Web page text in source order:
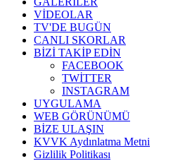
VİDEOLAR
TV'DE BUGÜN
CANLI SKORLAR
BİZİ TAKİP EDİN
FACEBOOK
TWİTTER
INSTAGRAM
UYGULAMA
WEB GÖRÜNÜMÜ
BİZE ULAŞIN
KVVK Aydınlatma Metni
Gizlilik Politikası